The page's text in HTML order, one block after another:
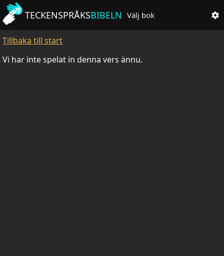
TECKENSPRÅKSBIBELN Välj bok
Tillbaka till start
Vi har inte spelat in denna vers ännu.